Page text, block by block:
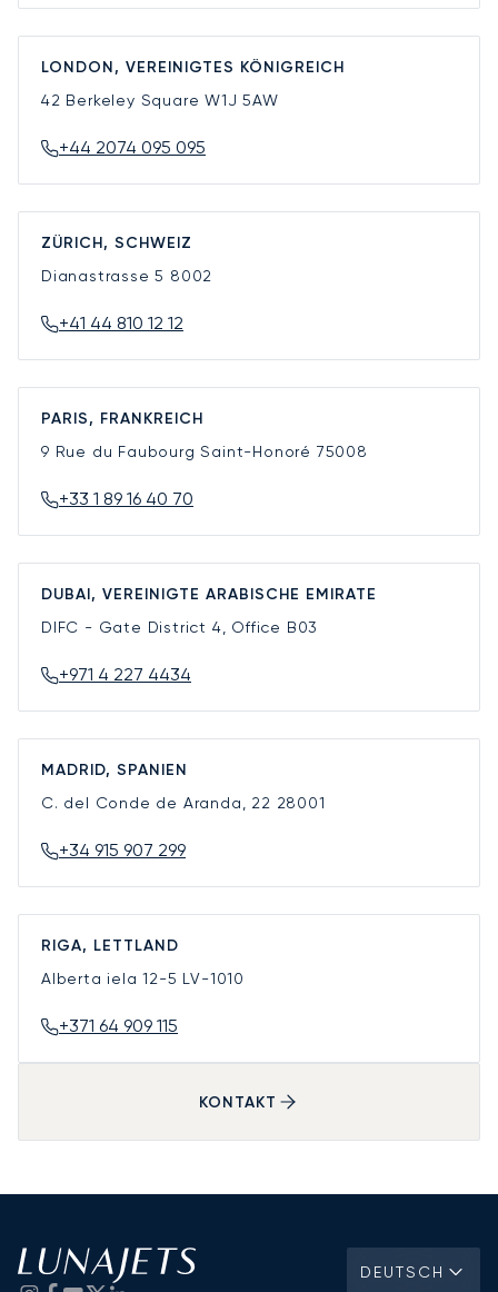
LONDON, VEREINIGTES KÖNIGREICH
42 Berkeley SquareW1J 5AW
+44 2074 095 095
ZÜRICH, SCHWEIZ
Dianastrasse 5 8002
+41 44 810 12 12
PARIS, FRANKREICH
9 Rue du Faubourg Saint-Honoré 75008
+33 1 89 16 40 70
DUBAI, VEREINIGTE ARABISCHE EMIRATE
DIFC - Gate District 4, Office B03
+971 4 227 4434
MADRID, SPANIEN
C. del Conde de Aranda, 22 28001
+34 915 907 299
RIGA, LETTLAND
Alberta iela 12-5 LV-1010
+371 64 909 115
KONTAKT
DEUTSCH